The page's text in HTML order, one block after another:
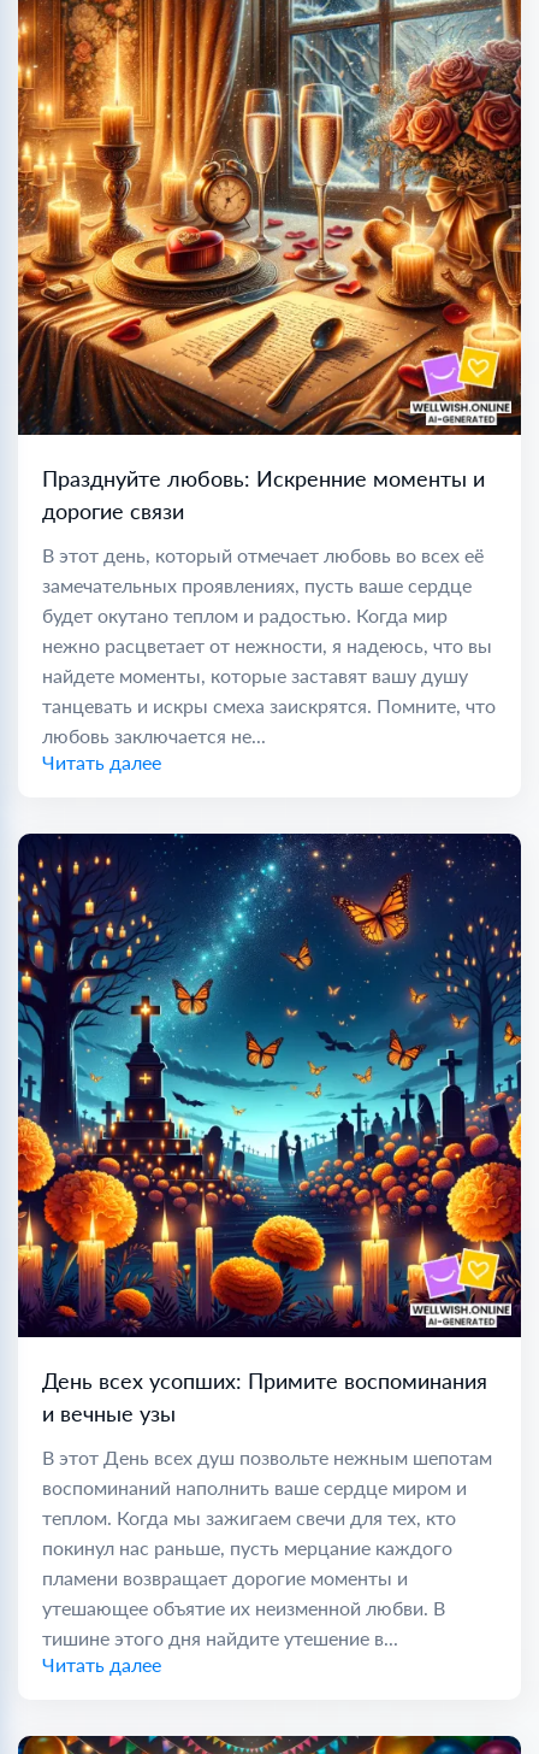
Празднуйте любовь: Искренние моменты и
дорогие связи
В этот день, который отмечает любовь во всех её
замечательных проявлениях, пусть ваше сердце
будет окутано теплом и радостью. Когда мир
нежно расцветает от нежности, я надеюсь, что вы
найдете моменты, которые заставят вашу душу
танцевать и искры смеха заискрятся. Помните, что
любовь заключается не...
Читать далее
День всех усопших: Примите воспоминания
и вечные узы
В этот День всех душ позвольте нежным шепотам
воспоминаний наполнить ваше сердце миром и
теплом. Когда мы зажигаем свечи для тех, кто
покинул нас раньше, пусть мерцание каждого
пламени возвращает дорогие моменты и
утешающее объятие их неизменной любви. В
тишине этого дня найдите утешение в...
Читать далее